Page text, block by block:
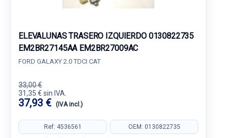
ELEVALUNAS TRASERO IZQUIERDO 0130822735
EM2BR27145AA EM2BR27009AC
FORD GALAXY 2.0 TDCI CAT
33,00 €
31,35 € sin IVA.
37,93 € (IVA incl.)
Ref: 4536561 OEM: 0130822735